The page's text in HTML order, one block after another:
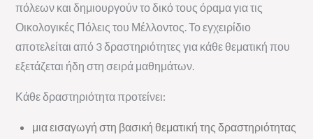
πόλεων και δημιουργούν το δικό τους όραμα για τις
Οικολογικές Πόλεις του Μέλλοντος. Το εγχειρίδιο
αποτελείται από 3 δραστηριότητες για κάθε θεματική που
εξετάζεται ήδη στη σειρά μαθημάτων.
Κάθε δραστηριότητα προτείνει:
μια εισαγωγή στη βασική θεματική της δραστηριότητας